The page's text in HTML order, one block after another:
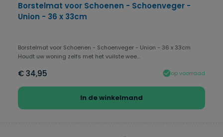
Borstelmat voor Schoenen - Schoenveger -
Union - 36 x 33cm
Borstelmat voor Schoenen - Schoenveger - Union - 36 x 33cm
Houdt uw woning zelfs met het vuilste wee...
€ 34,95 op voorraad
In de winkelmand